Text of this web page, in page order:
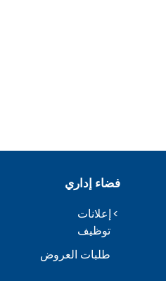
فضاء إداري
إعلانات
توظيف
طلبات العروض